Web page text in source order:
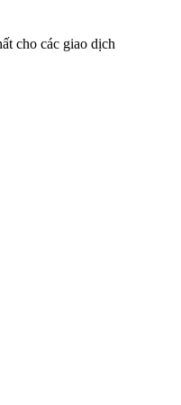
cho các giao dịch